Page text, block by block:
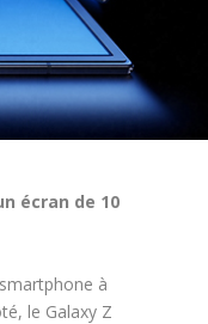
écran de 10
à
le Galaxy Z